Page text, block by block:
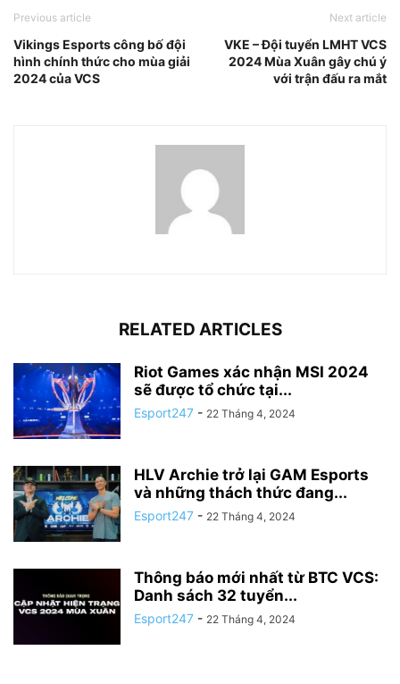
Previous article
Vikings Esports công bố đội
hình chính thức cho mùa giải
2024 của VCS
Next article
VKE – Đội tuyển LMHT VCS
2024 Mùa Xuân gây chú ý
với trận đấu ra mắt
RELATED ARTICLES
Riot Games xác nhận MSI 2024
sẽ được tổ chức tại...
Esport247 - 22 Tháng 4, 2024
HLV Archie trở lại GAM Esports
và những thách thức đang...
Esport247 - 22 Tháng 4, 2024
Thông báo mới nhất từ BTC VCS:
Danh sách 32 tuyển...
Esport247 - 22 Tháng 4, 2024